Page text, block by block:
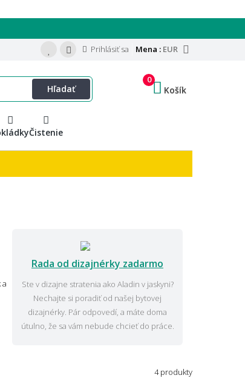
Mena : EUR
Prihlásiť sa
Hľadať
0
Košík
Čistenie
Rada od dizajnérky zadarmo
Ste v dizajne stratenia ako Aladin v jaskyni?
Nechajte si poradiť od našej bytovej
dizajnérky. Pár odpovedí, a máte doma
útulno, že sa vám nebude chcieť do práce.
4 produkty